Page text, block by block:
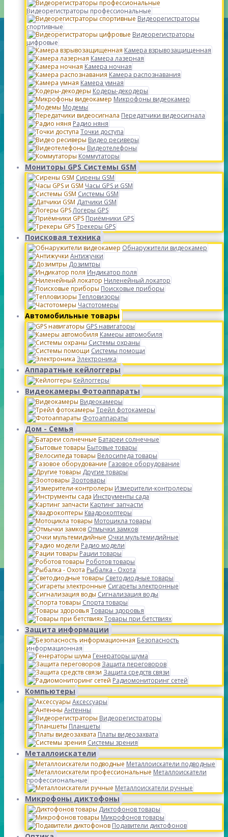
Видеорегистраторы профессиональные
Видеорегистраторы
спортивные
Видеорегистраторы
цифровые
Камера взрывозащищенная
Камера лазерная
Камера ночная
Камера распознавания
Камера умная
Кодеры-декодеры
Микрофоны видеокамер
Модемы
Передатчики видеосигнала
Радио няня
Точки доступа
Видео ресиверы
Видеотелефоны
Коммутаторы
Мониторы GPS Системы GSM
Сирены GSM
Часы GPS и GSM
Системы GSM
Датчики GSM
Логеры GPS
Приёмники GPS
Трекеры GPS
Поисковая техника
Обнаружители видеокамер
Антижучки
Дозимтры
Индикатор поля
Ниленейный локатор
Поисковые приборы
Тепловизоры
Частотомеры
Автомобильные товары
GPS навигаторы
Камеры автомобиля
Системы охраны
Системы помощи
Электроника
Аппаратные кейлоггеры
Кейлоггеры
Видеокамеры Фотоаппараты
Видеокамеры
Трейл фотокамеры
Фотоаппараты
Дом - Семья
Батареи солнечные
Бытовые товары
Велосипеда товары
Газовое оборудование
Другие товары
Зоотовары
Измерители-контролеры
Инструменты сада
Картинг запчасти
Квадрокоптеры
Мотоцикла товары
Отмычки замков
Очки мультемидийные
Радио модели
Рации товары
Роботов товары
Рыбалка - Охота
Светодиодные товары
Сигареты электронные
Сигнализация воды
Спорта товары
Товары здоровья
Товары при бетствиях
Защита информации
Безопасность
информационная
Генераторы шума
Защита переговоров
Защита средств связи
Радиомониторинг сетей
Компьютеры
Аксессуары
Антенны
Видеорегистраторы
Планшеты
Платы видеозахвата
Системы зрения
Металлоискатели
Металлоискатели подводные
Металлоискатели
профессиональные
Металлоискатели ручные
Микрофоны диктофоны
Диктофонов товары
Микрофонов товары
Подавители диктофонов